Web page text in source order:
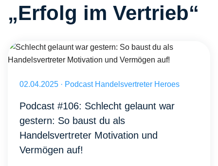
„Erfolg im Vertrieb“
Veröffentlicht am 02.04.2025
02.04.2025 · Podcast Handelsvertreter Heroes
Podcast #106: Schlecht gelaunt war
gestern: So baust du als
Handelsvertreter Motivation und
Vermögen auf!